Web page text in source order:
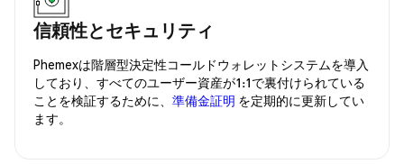
信頼性とセキュリティ
Phemexは階層型決定性コールドウォレットシステムを導入
しており、すべてのユーザー資産が1:1で裏付けられている
ことを検証するために、 準備金証明 を定期的に更新してい
ます。